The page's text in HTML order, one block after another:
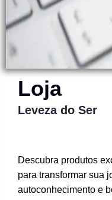
Loja
Leveza do Ser
Descubra produtos
para transformar sua
autoconhecimento e